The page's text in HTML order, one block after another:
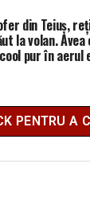
din Teiuș,
la volan.
pur în aerul
PENTRU A